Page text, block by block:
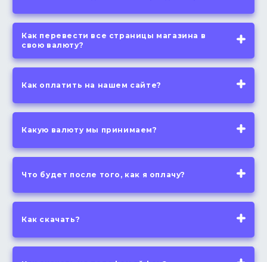
Как перевести все страницы магазина в
свою валюту?
Как оплатить на нашем сайте?
Какую валюту мы принимаем?
Что будет после того, как я оплачу?
Как скачать?